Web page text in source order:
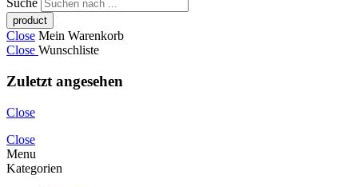
Suche
Close Mein Warenkorb
Close Wunschliste
Zuletzt angesehen
Close
Close
Menu
Kategorien